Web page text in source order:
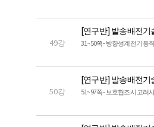
49강
[연구반] 발송배전기
31~50쪽 - 방향성계전기 동
50강
[연구반] 발송배전기
51~97쪽 - 보호협조시 고려